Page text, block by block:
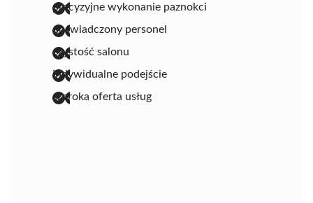
precyzyjne wykonanie paznokci
doświadczony personel
czystość salonu
indywidualne podejście
szeroka oferta usług